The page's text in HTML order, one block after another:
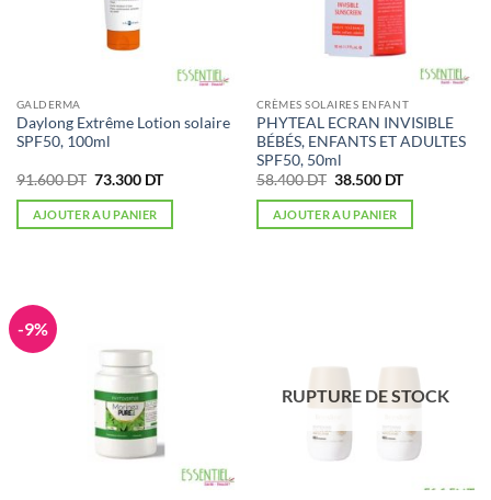
GALDERMA
Daylong Extrême Lotion solaire
SPF50, 100ml
91.600DT Le
initial
était :
73.300 DTLe
actuel
AJOUTER AU PANIER
CRÈMES SOLAIRES ENFANT
PHYTEAL ECRAN INVISIBLE
BÉBÉS, ENFANTS ET ADULTES
SPF50, 50ml
58.400DT Le
initial
était :
38.500 DTLe
actuel
AJOUTER AU PANIER
-9%
RUPTURE DE STOCK